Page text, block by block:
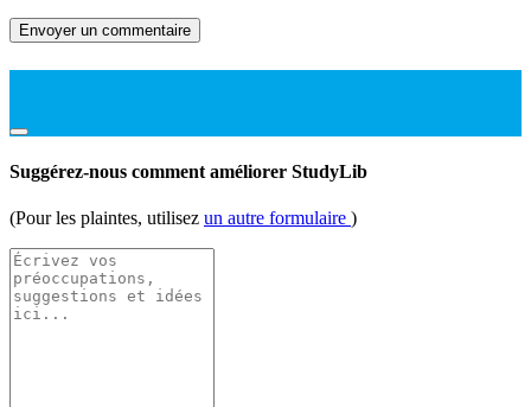
Envoyer un commentaire
Suggérez-nous comment améliorer StudyLib
(Pour les plaintes, utilisez un autre formulaire )